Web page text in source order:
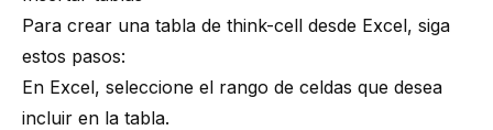
Para crear una tabla de think-cell desde Excel, siga
estos pasos:
En Excel, seleccione el rango de celdas que desea
incluir en la tabla.